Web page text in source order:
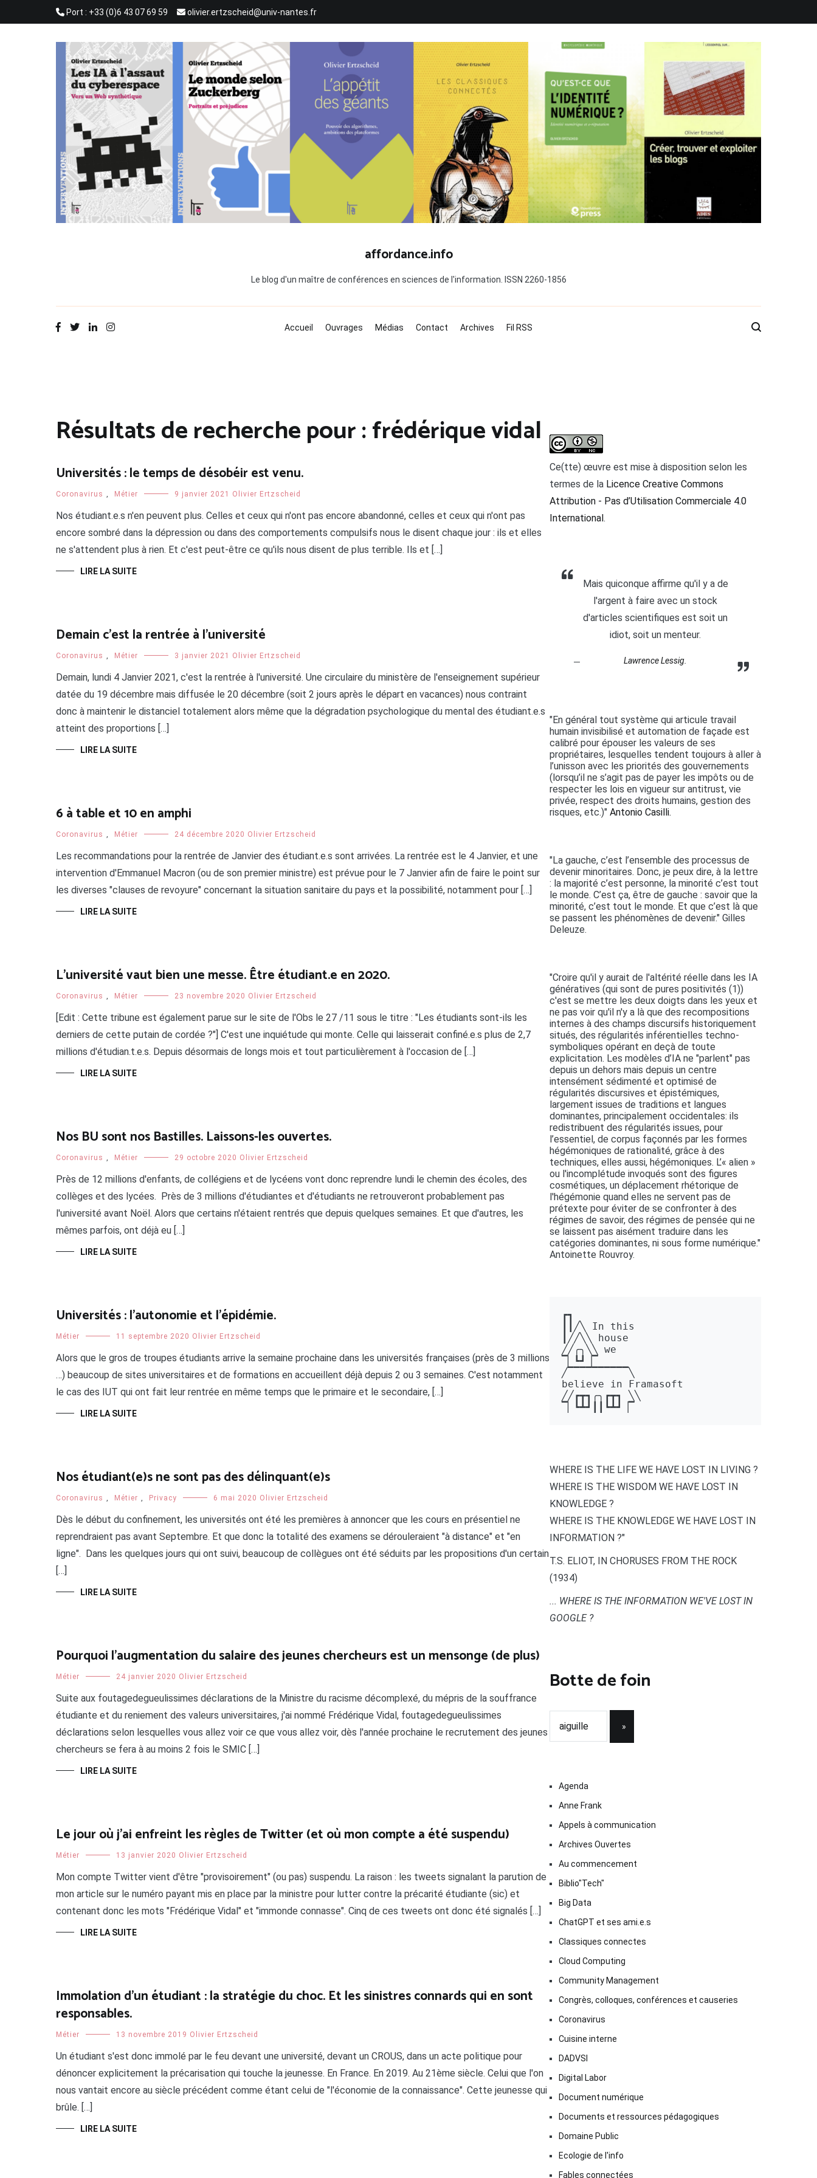
Port : +33 (0)6 43 07 69 59 olivier.ertzscheid@univ-nantes.fr
affordance.info
Le blog d'un maître de conférences en sciences de l'information. ISSN 2260-1856
Accueil Ouvrages Médias Contact Archives Fil RSS
Résultats de recherche pour :frédérique vidal
Universités : le temps de désobéir est venu.
Coronavirus , Métier 9 janvier 2021 Olivier Ertzscheid
Nos étudiant.e.s n'en peuvent plus. Celles et ceux qui n'ont pas encore abandonné, celles et ceux qui n'ont pas
encore sombré dans la dépression ou dans des comportements compulsifs nous le disent chaque jour : ils et elles
ne s'attendent plus à rien. Et c'est peut-être ce qu'ils nous disent de plus terrible. Ils et […]
LIRE LA SUITE
Demain c’est la rentrée à l’université
Coronavirus , Métier 3 janvier 2021 Olivier Ertzscheid
Demain, lundi 4 Janvier 2021, c'est la rentrée à l'université. Une circulaire du ministère de l'enseignement supérieur
datée du 19 décembre mais diffusée le 20 décembre (soit 2 jours après le départ en vacances) nous contraint
donc à maintenir le distanciel totalement alors même que la dégradation psychologique du mental des étudiant.e.s
atteint des proportions […]
LIRE LA SUITE
6 à table et 10 en amphi
Coronavirus , Métier 24 décembre 2020 Olivier Ertzscheid
Les recommandations pour la rentrée de Janvier des étudiant.e.s sont arrivées. La rentrée est le 4 Janvier, et une
intervention d'Emmanuel Macron (ou de son premier ministre) est prévue pour le 7 Janvier afin de faire le point sur
les diverses "clauses de revoyure" concernant la situation sanitaire du pays et la possibilité, notamment pour […]
LIRE LA SUITE
L’université vaut bien une messe. Être étudiant.e en 2020.
Coronavirus , Métier 23 novembre 2020 Olivier Ertzscheid
[Edit : Cette tribune est également parue sur le site de l'Obs le 27 /11 sous le titre : "Les étudiants sont-ils les
derniers de cette putain de cordée ?"] C'est une inquiétude qui monte. Celle qui laisserait confiné.e.s plus de 2,7
millions d'étudian.t.e.s. Depuis désormais de longs mois et tout particulièrement à l'occasion de […]
LIRE LA SUITE
Nos BU sont nos Bastilles. Laissons-les ouvertes.
Coronavirus , Métier 29 octobre 2020 Olivier Ertzscheid
Près de 12 millions d'enfants, de collégiens et de lycéens vont donc reprendre lundi le chemin des écoles, des
collèges et des lycées. Près de 3 millions d'étudiantes et d'étudiants ne retrouveront probablement pas
l'université avant Noël. Alors que certains n'étaient rentrés que depuis quelques semaines. Et que d'autres, les
mêmes parfois, ont déjà eu […]
LIRE LA SUITE
Universités : l’autonomie et l’épidémie.
Métier 11 septembre 2020 Olivier Ertzscheid
Alors que le gros de troupes étudiants arrive la semaine prochaine dans les universités françaises (près de 3 millions
…) beaucoup de sites universitaires et de formations en accueillent déjà depuis 2 ou 3 semaines. C'est notamment
le cas des IUT qui ont fait leur rentrée en même temps que le primaire et le secondaire, […]
LIRE LA SUITE
Nos étudiant(e)s ne sont pas des délinquant(e)s
Coronavirus , Métier , Privacy 6 mai 2020 Olivier Ertzscheid
Dès le début du confinement, les universités ont été les premières à annoncer que les cours en présentiel ne
reprendraient pas avant Septembre. Et que donc la totalité des examens se dérouleraient "à distance" et "en
ligne". Dans les quelques jours qui ont suivi, beaucoup de collègues ont été séduits par les propositions d'un certain
[…]
LIRE LA SUITE
Pourquoi l’augmentation du salaire des jeunes chercheurs est un mensonge (de plus)
Métier 24 janvier 2020 Olivier Ertzscheid
Suite aux foutagedegueulissimes déclarations de la Ministre du racisme décomplexé, du mépris de la souffrance
étudiante et du reniement des valeurs universitaires, j'ai nommé Frédérique Vidal, foutagedegueulissimes
déclarations selon lesquelles vous allez voir ce que vous allez voir, dès l'année prochaine le recrutement des jeunes
chercheurs se fera à au moins 2 fois le SMIC […]
LIRE LA SUITE
Le jour où j’ai enfreint les règles de Twitter (et où mon compte a été suspendu)
Métier 13 janvier 2020 Olivier Ertzscheid
Mon compte Twitter vient d'être "provisoirement" (ou pas) suspendu. La raison : les tweets signalant la parution de
mon article sur le numéro payant mis en place par la ministre pour lutter contre la précarité étudiante (sic) et
contenant donc les mots "Frédérique Vidal" et "immonde connasse". Cinq de ces tweets ont donc été signalés […]
LIRE LA SUITE
Immolation d’un étudiant : la stratégie du choc. Et les sinistres connards qui en sont
responsables.
Métier 13 novembre 2019 Olivier Ertzscheid
Un étudiant s'est donc immolé par le feu devant une université, devant un CROUS, dans un acte politique pour
dénoncer explicitement la précarisation qui touche la jeunesse. En France. En 2019. Au 21ème siècle. Celui que l'on
nous vantait encore au siècle précédent comme étant celui de "l'économie de la connaissance". Cette jeunesse qui
brûle. […]
LIRE LA SUITE
Ce(tte) œuvre est mise à disposition selon les
termes de la Licence Creative Commons
Attribution - Pas d’Utilisation Commerciale 4.0
International .
Mais quiconque affirme qu'il y a de
l'argent à faire avec un stock
d'articles scientifiques est soit un
idiot, soit un menteur.
Lawrence Lessig.
"En général tout système qui articule travail
humain invisibilisé et automation de façade est
calibré pour épouser les valeurs de ses
propriétaires, lesquelles tendent toujours à aller à
l’unisson avec les priorités des gouvernements
(lorsqu’il ne s’agit pas de payer les impôts ou de
respecter les lois en vigueur sur antitrust, vie
privée, respect des droits humains, gestion des
risques, etc.)" Antonio Casilli.
"La gauche, c’est l’ensemble des processus de
devenir minoritaires. Donc, je peux dire, à la lettre
: la majorité c’est personne, la minorité c’est tout
le monde. C’est ça, être de gauche : savoir que la
minorité, c’est tout le monde. Et que c’est là que
se passent les phénomènes de devenir." Gilles
Deleuze.
"Croire qu'il y aurait de l'altérité réelle dans les IA
génératives (qui sont de pures positivités (1))
c'est se mettre les deux doigts dans les yeux et
ne pas voir qu'il n'y a là que des recompositions
internes à des champs discursifs historiquement
situés, des régularités inférentielles techno-
symboliques opérant en deçà de toute
explicitation. Les modèles d’IA ne "parlent" pas
depuis un dehors mais depuis un centre
intensément sédimenté et optimisé de
régularités discursives et épistémiques,
largement issues de traditions et langues
dominantes, principalement occidentales: ils
redistribuent des régularités issues, pour
l’essentiel, de corpus façonnés par les formes
hégémoniques de rationalité, grâce à des
techniques, elles aussi, hégémoniques. L’« alien »
ou l'incomplétude invoqués sont des figures
cosmétiques, un déplacement rhétorique de
l'hégémonie quand elles ne servent pas de
prétexte pour éviter de se confronter à des
régimes de savoir, des régimes de pensée qui ne
se laissent pas aisément traduire dans les
catégories dominantes, ni sous forme numérique."
Antoinette Rouvroy.
┏┓
┃┃╱╲ In this
┃╱╱╲╲ house
╱╱╭╮╲╲ we
▔▏┗┛▕▔
╱▔▔▔▔▔▔▔▔▔▔╲
believe in Framasoft
╱╱┏┳┓╭╮┏┳┓ ╲╲
▔▏┗┻┛┃┃┗┻┛▕▔
WHERE IS THE LIFE WE HAVE LOST IN LIVING ?
WHERE IS THE WISDOM WE HAVE LOST IN
KNOWLEDGE ?
WHERE IS THE KNOWLEDGE WE HAVE LOST IN
INFORMATION ?"
T.S. ELIOT, IN CHORUSES FROM THE ROCK
(1934)
... WHERE IS THE INFORMATION WE'VE LOST IN
GOOGLE ?
Botte de foin
Agenda
Anne Frank
Appels à communication
Archives Ouvertes
Au commencement
Biblio"Tech"
Big Data
ChatGPT et ses ami.e.s
Classiques connectes
Cloud Computing
Community Management
Congrès, colloques, conférences et causeries
Coronavirus
Cuisine interne
DADVSI
Digital Labor
Document numérique
Documents et ressources pédagogiques
Domaine Public
Ecologie de l'info
Fables connectées